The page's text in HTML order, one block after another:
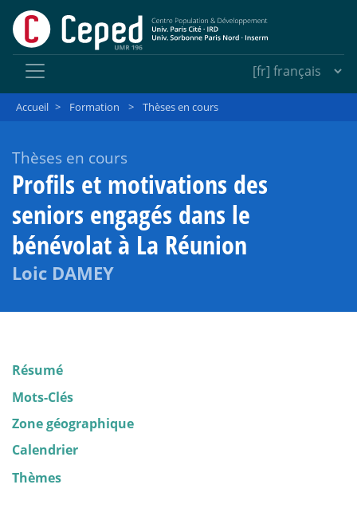
Accueil > Formation > Thèses en cours
Thèses en cours
Profils et motivations des
seniors engagés dans le
bénévolat à La Réunion
Loic DAMEY
Résumé
Mots-Clés
Zone géographique
Calendrier
Thèmes